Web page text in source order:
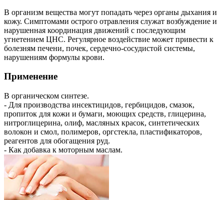
В организм вещества могут попадать через органы дыхания и
кожу. Симптомами острого отравления служат возбуждение и
нарушенная координация движений с последующим
угнетением ЦНС. Регулярное воздействие может привести к
болезням печени, почек, сердечно-сосудистой системы,
нарушениям формулы крови.
Применение
В органическом синтезе.
- Для производства инсектицидов, гербицидов, смазок,
пропиток для кожи и бумаги, моющих средств, глицерина,
нитроглицерина, олиф, масляных красок, синтетических
волокон и смол, полимеров, оргстекла, пластификаторов,
реагентов для обогащения руд.
- Как добавка к моторным маслам.